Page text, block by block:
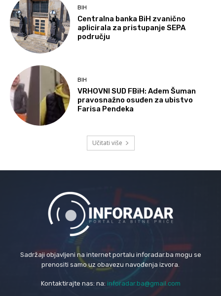
BIH
Centralna banka BiH zvanično
aplicirala za pristupanje SEPA
području
BIH
VRHOVNI SUD FBiH: Adem Šuman
pravosnažno osuđen za ubistvo
Farisa Pendeka
Učitati više
Sadržaji objavljeni na internet portalu inforadar.ba mogu se
prenositi samo uz obavezu navođenja izvora.
Kontaktirajte nas: na: inforadar.ba@gmail.com